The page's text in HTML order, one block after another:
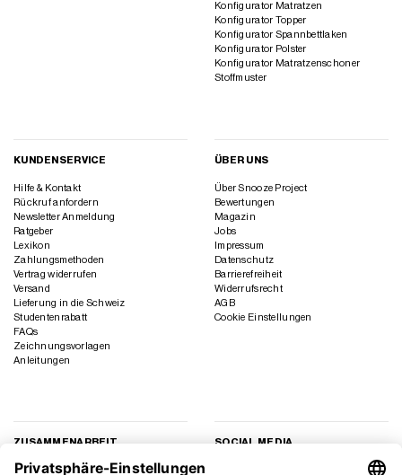
Konfigurator Matratzen
Konfigurator Topper
Konfigurator Spannbettlaken
Konfigurator Polster
Konfigurator Matratzenschoner
Stoffmuster
KUNDENSERVICE
Hilfe & Kontakt
Rückruf anfordern
Newsletter Anmeldung
Ratgeber
Lexikon
Zahlungsmethoden
Vertrag widerrufen
Versand
Lieferung in die Schweiz
Studentenrabatt
FAQs
Zeichnungsvorlagen
Anleitungen
ÜBER UNS
Über Snooze Project
Bewertungen
Magazin
Jobs
Impressum
Datenschutz
Barrierefreiheit
Widerrufsrecht
AGB
Cookie Einstellungen
ZUSAMMENARBEIT
Geschäftskunden
SOCIAL MEDIA